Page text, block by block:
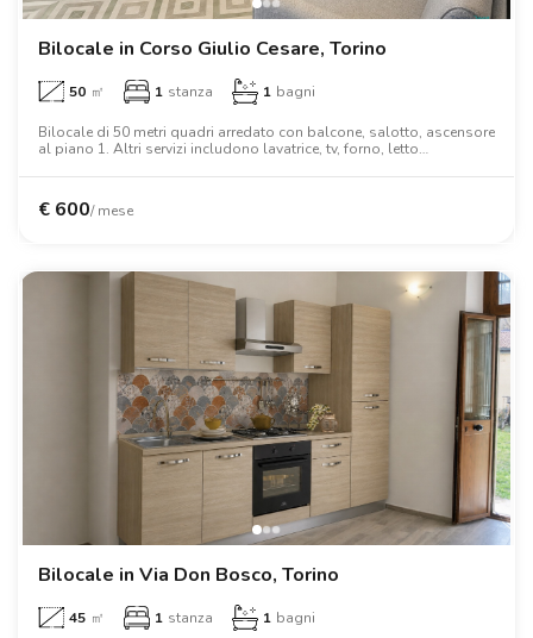
Bilocale in Corso Giulio Cesare, Torino
50 ㎡ 1 stanza 1 bagni
Bilocale di 50 metri quadri arredato con balcone, salotto, ascensore
al piano 1. Altri servizi includono lavatrice, tv, forno, letto
€ 600/ mese
Bilocale in Via Don Bosco, Torino
45 ㎡ 1 stanza 1 bagni